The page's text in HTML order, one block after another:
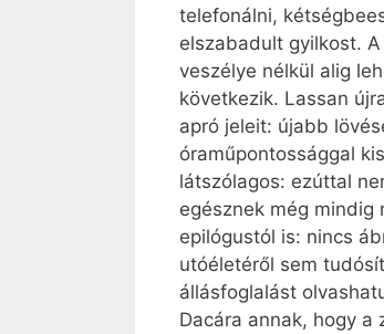
telefonálni,
elszabadult gyilkost.
veszélye nélkül alig
következik. Lassan
apró jeleit: újabb
óraműpontossággal
látszólagos: ezúttal
egésznek még mindig
epilógustól is: nincs
utóéletéről sem
állásfoglalást
Dacára annak, hogy